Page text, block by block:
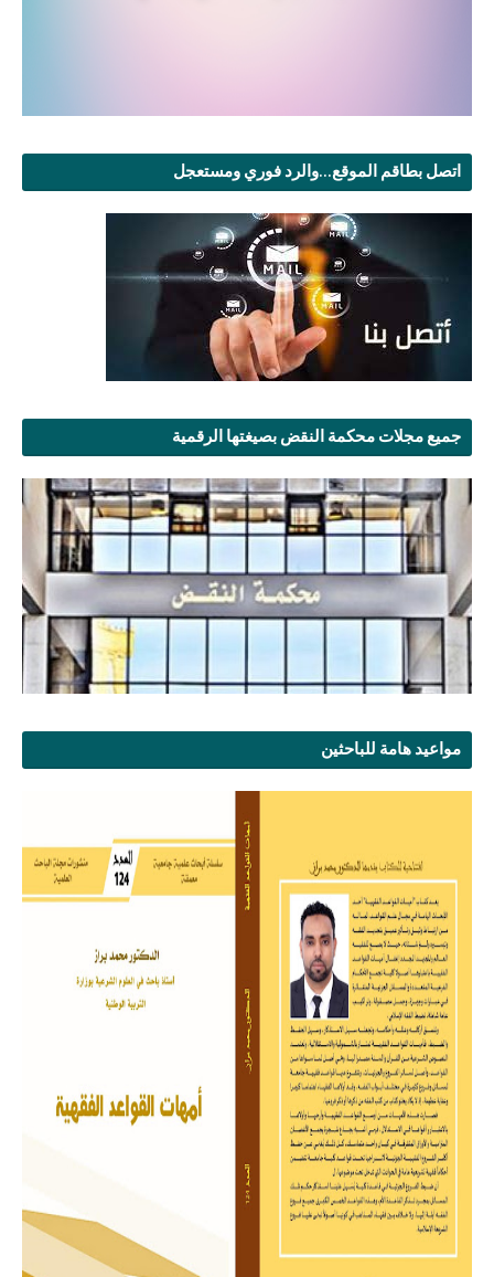
اتصل بطاقم الموقع...والرد فوري ومستعجل
جميع مجلات محكمة النقض بصيغتها الرقمية
مواعيد هامة للباحثين